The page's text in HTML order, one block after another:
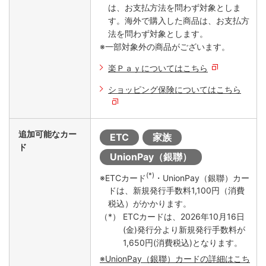
は、お支払方法を問わず対象としま
す。海外で購入した商品は、お支払方
法を問わず対象とします。
※一部対象外の商品がございます。
楽Ｐａｙについてはこちら
ショッピング保険についてはこちら
追加可能なカー
ド
ETC
家族
UnionPay（銀聯）
※ETCカード (*) ・UnionPay（銀聯）カー
ドは、新規発行手数料1,100円（消費
税込）がかかります。
ETCカードは、2026年10月16日
(金)発行分より新規発行手数料が
1,650円(消費税込)となります。
※UnionPay（銀聯）カードの詳細はこち